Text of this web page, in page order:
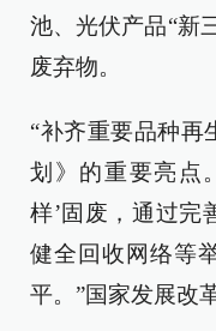
池、光伏产品“新
废弃物。
“补齐重要品种再
划》的重要亮点
样’固废，通过完
健全回收网络等
平。”国家发展改